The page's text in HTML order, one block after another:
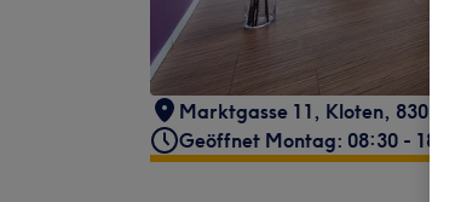
Marktgasse 11 , Kloten, 8302
Geöffnet Montag: 08:30 - 18:30